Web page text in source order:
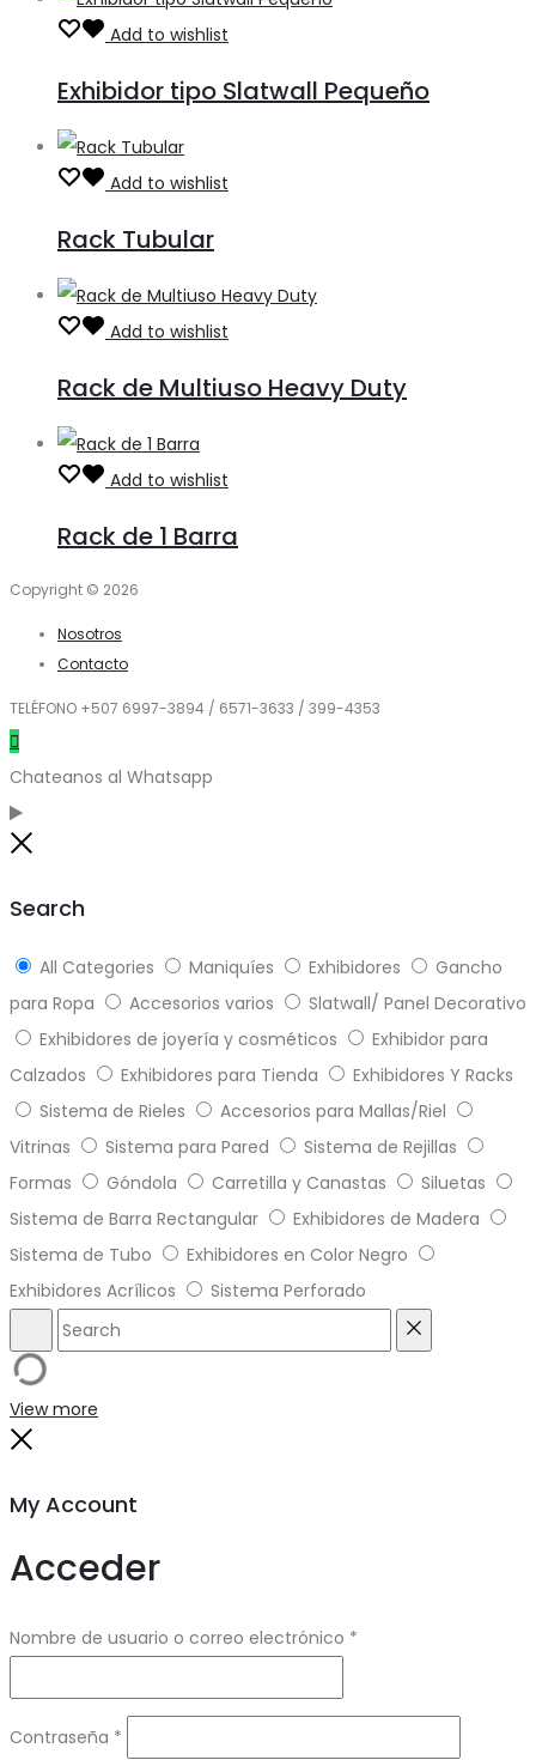
Add to wishlist
Exhibidor tipo Slatwall Pequeño
Add to wishlist
Rack Tubular
Add to wishlist
Rack de Multiuso Heavy Duty
Add to wishlist
Rack de 1 Barra
Copyright © 2026
Nosotros
Contacto
TELÉFONO +507 6997-3894 / 6571-3633 / 399-4353
Chateanos al Whatsapp
Search
All Categories Maniquíes Exhibidores
Gancho
para Ropa
Accesorios varios
Slatwall/ Panel Decorativo
Exhibidores de joyería y cosméticos
Exhibidor para
Calzados
Exhibidores para Tienda
Exhibidores Y Racks
Sistema de Rieles
Accesorios para Mallas/Riel
Vitrinas
Sistema para Pared
Sistema de Rejillas
Formas
Góndola Carretilla y Canastas
Siluetas
Sistema de Barra Rectangular
Exhibidores de Madera
Sistema de Tubo
Exhibidores en Color Negro
Exhibidores Acrílicos
Sistema Perforado
Search
View more
My Account
Acceder
Nombre de usuario o correo electrónico *
Contraseña *